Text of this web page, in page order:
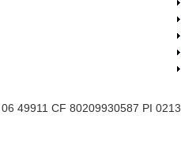
49911 CF 80209930587 PI